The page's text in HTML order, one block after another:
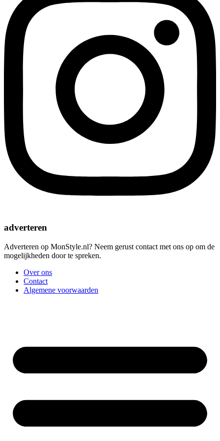
adverteren
Adverteren op MonStyle.nl? Neem gerust contact met ons op om de
mogelijkheden door te spreken.
Over ons
Contact
Algemene voorwaarden